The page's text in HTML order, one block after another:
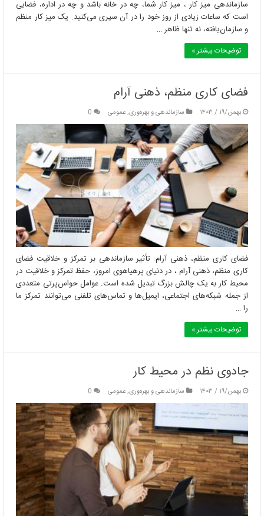
سازماندهی میز کار ، میز کار شما، چه در خانه باشد و چه در اداره، فضایی
است که ساعات زیادی از روز خود را در آن سپری می‌کنید. یک میز کار منظم
و سازمان‌یافته، نه تنها ظاهر …
توضیحات بیشتر »
فضای کاری منظم، ذهنی آرام
بهمن/۱۹ / ۱۴۰۳ سازماندهی و بهره‌وری,عمومی 0
فضای کاری منظم، ذهنی آرام: تأثیر سازماندهی بر تمرکز و خلاقیت فضای
کاری منظم، ذهنی آرام ، در دنیای پرهیاهوی امروز، حفظ تمرکز و خلاقیت در
محیط کار به یک چالش بزرگ تبدیل شده است. عوامل حواس‌پرتی متعددی
از جمله شبکه‌های اجتماعی، ایمیل‌ها و تماس‌های تلفنی می‌توانند تمرکز ما
را …
توضیحات بیشتر »
جادوی نظم در محیط کار
بهمن/۱۹ / ۱۴۰۳ سازماندهی و بهره‌وری,عمومی 0